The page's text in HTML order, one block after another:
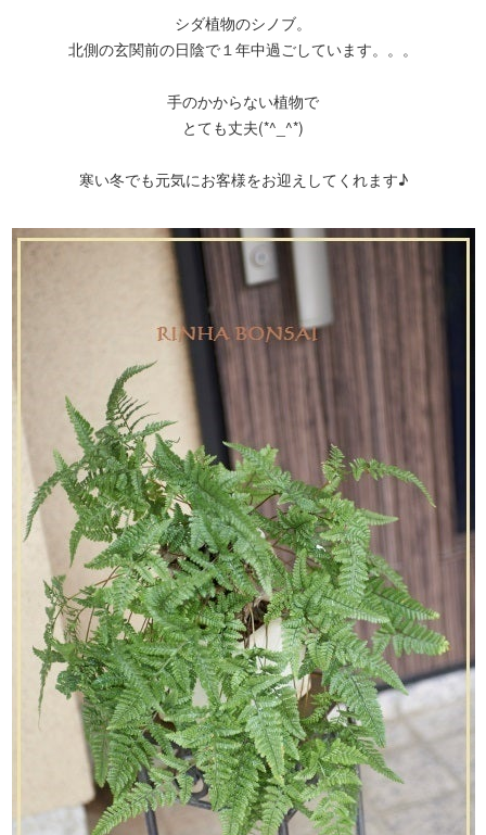
シダ植物のシノブ。
北側の玄関前の日陰で１年中過ごしています。。。
手のかからない植物で
とても丈夫(*^_^*)
寒い冬でも元気にお客様をお迎えしてくれます♪